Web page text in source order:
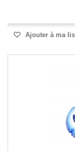
Ajouter à ma